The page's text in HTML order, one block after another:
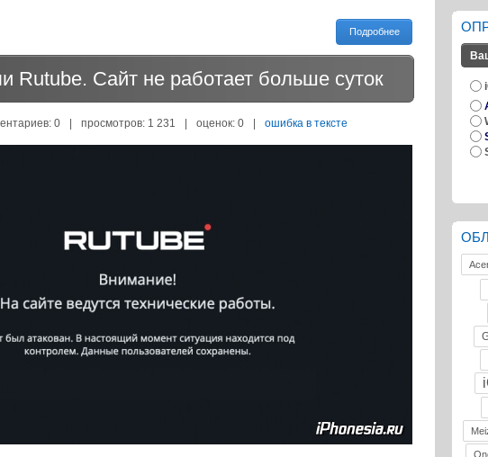
Подробнее
Rutube. Сайт не работает больше суток
0 | просмотров: 1 231 | оценок: 0 | ошибка в тексте